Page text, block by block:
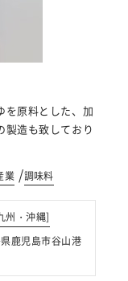
を原料とした、加
製造も致しており
業 /調味料
州・沖縄]
鹿児島市谷山港